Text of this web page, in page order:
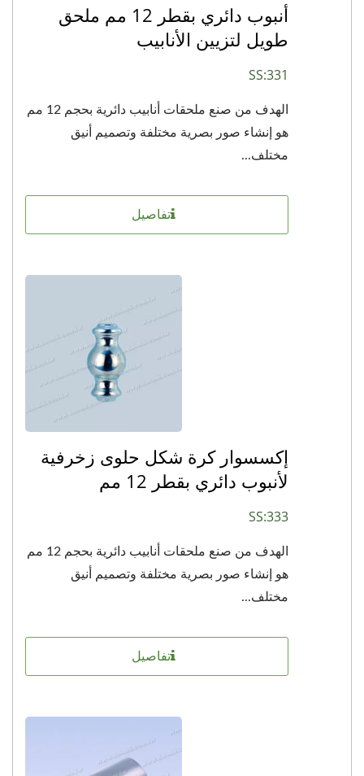
أنبوب دائري بقطر 12 مم ملحق
طويل لتزيين الأنابيب
SS:331
الهدف من صنع ملحقات أنابيب دائرية بحجم 12 مم
هو إنشاء صور بصرية مختلفة وتصميم أنيق
مختلف...
تفاصيل
إكسسوار كرة شكل حلوى زخرفية
لأنبوب دائري بقطر 12 مم
SS:333
الهدف من صنع ملحقات أنابيب دائرية بحجم 12 مم
هو إنشاء صور بصرية مختلفة وتصميم أنيق
مختلف...
تفاصيل